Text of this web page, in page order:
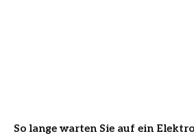
So lange warten Sie auf ein